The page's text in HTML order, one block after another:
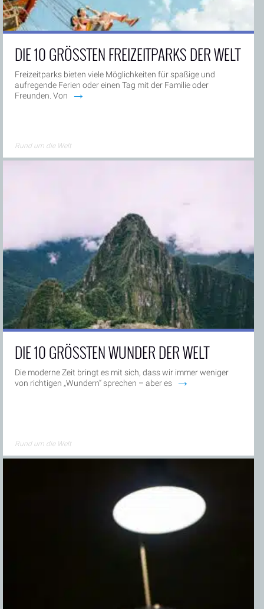
DIE 10 GRÖSSTEN FREIZEITPARKS DER WELT
Freizeitparks bieten viele Möglichkeiten für spaßige und
aufregende Ferien oder einen Tag mit der Familie oder
Freunden. Von
→
Rund um die Welt
DIE 10 GRÖSSTEN WUNDER DER WELT
Die moderne Zeit bringt es mit sich, dass wir immer weniger
von richtigen „Wundern“ sprechen – aber es
→
Rund um die Welt